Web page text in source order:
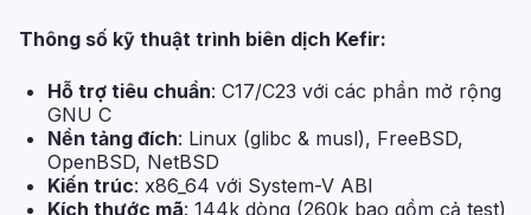
Thông số kỹ thuật trình biên dịch Kefir:
Hỗ trợ tiêu chuẩn: C17/C23 với các phần mở rộng
GNU C
Nền tảng đích: Linux (glibc & musl), FreeBSD,
OpenBSD, NetBSD
Kiến trúc: x86_64 với System-V ABI
Kích thước mã: 144k dòng (260k bao gồm cả test)